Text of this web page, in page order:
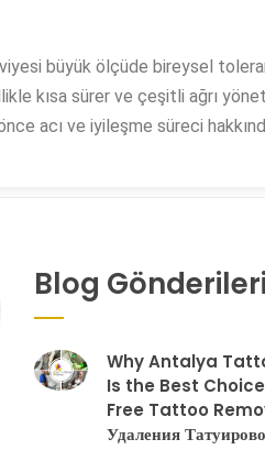
büyük ölçüde bireysel
kısa sürer ve çeşitli ağrı
acı ve iyileşme süreci
Blog Gönderileri
Why Antalya
Is the Best
Free Tattoo
Удаления